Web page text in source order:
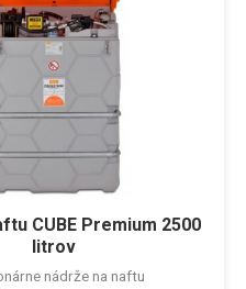
CUBE Premium 2500
litrov
nádrže na naftu